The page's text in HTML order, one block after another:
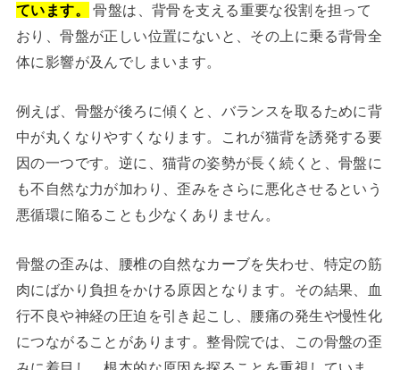
ています。
骨盤は、背骨を支える重要な役割を担って
おり、骨盤が正しい位置にないと、その上に乗る背骨全
体に影響が及んでしまいます。
例えば、骨盤が後ろに傾くと、バランスを取るために背
中が丸くなりやすくなります。これが猫背を誘発する要
因の一つです。逆に、猫背の姿勢が長く続くと、骨盤に
も不自然な力が加わり、歪みをさらに悪化させるという
悪循環に陥ることも少なくありません。
骨盤の歪みは、腰椎の自然なカーブを失わせ、特定の筋
肉にばかり負担をかける原因となります。その結果、血
行不良や神経の圧迫を引き起こし、腰痛の発生や慢性化
につながることがあります。整骨院では、この骨盤の歪